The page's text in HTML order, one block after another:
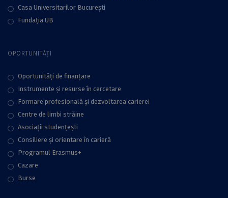
Casa Universitarilor București
Fundaţia UB
OPORTUNITĂȚI
Oportunități de finanțare
Instrumente și resurse în cercetare
Formare profesională și dezvoltarea carierei
Centre de limbi străine
Asociații studențești
Consiliere şi orientare în carieră
Programul Erasmus+
Cazare
Burse